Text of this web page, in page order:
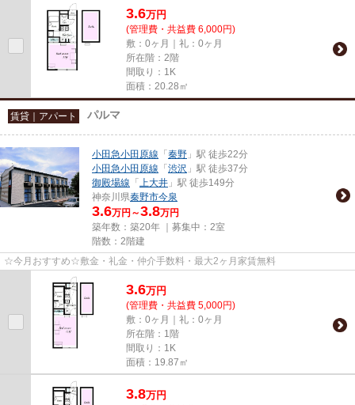
3.6万円
(管理費・共益費 6,000円)
敷：0ヶ月｜礼：0ヶ月
所在階：2階
間取り：1K
面積：20.28㎡
賃貸｜アパート パルマ
小田急小田原線 「 秦野 」駅 徒歩22分
小田急小田原線 「 渋沢 」駅 徒歩37分
御殿場線 「 上大井 」駅 徒歩149分
神奈川県秦野市今泉
3.6万円～3.8万円
築年数：築20年 ｜募集中： 2室
階数：2階建
☆今月おすすめ☆敷金・礼金・仲介手数料・最大2ヶ月家賃無料
3.6万円
(管理費・共益費 5,000円)
敷：0ヶ月｜礼：0ヶ月
所在階：1階
間取り：1K
面積：19.87㎡
3.8万円